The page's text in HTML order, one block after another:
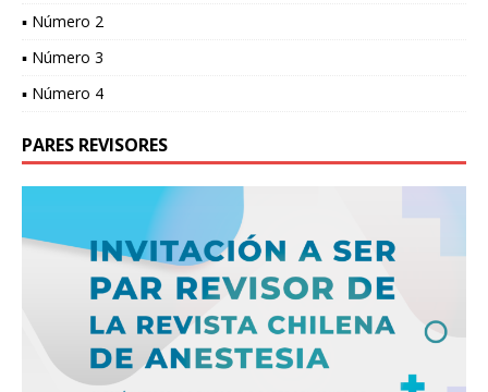
▪ Número 2
▪ Número 3
▪ Número 4
PARES REVISORES